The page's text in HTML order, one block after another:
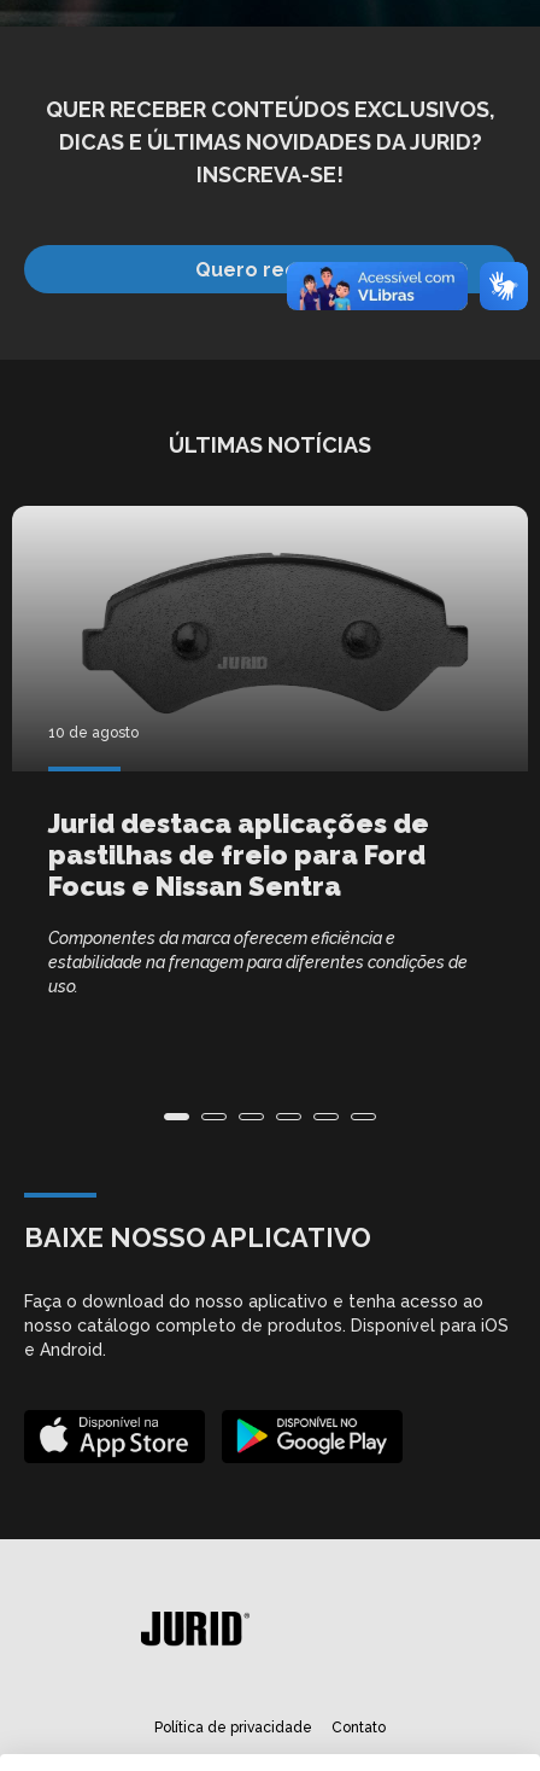
QUER RECEBER CONTEÚDOS EXCLUSIVOS,
DICAS E ÚLTIMAS NOVIDADES DA JURID?
INSCREVA-SE!
Quero receber
ÚLTIMAS NOTÍCIAS
10 de agosto
Jurid destaca aplicações de
pastilhas de freio para Ford
Focus e Nissan Sentra
Componentes da marca oferecem eficiência e
estabilidade na frenagem para diferentes condições de
uso.
BAIXE NOSSO APLICATIVO
Faça o download do nosso aplicativo e tenha acesso ao
nosso catálogo completo de produtos. Disponível para iOS
e Android.
Política de privacidade Contato